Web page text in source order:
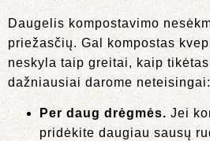
Daugelis kompostavimo
priežasčių. Gal kompostas
neskyla taip greitai, kaip
dažniausiai darome neteisingai:
Per daug drėgmės. Jei
pridėkite daugiau sausų